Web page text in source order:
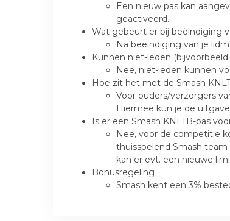
Een nieuw pas kan
geactiveerd.
Wat gebeurt er bij beëindiging
Na beëindiging van je
Kunnen niet-leden
Nee, niet-leden kunnen
Hoe zit het met de Smash
Voor ouders/verzorgers
Hiermee kun je de
Is er een Smash KNLTB-pas
Nee, voor de competitie
thuisspelend Smash
kan er evt. een nieuwe
Bonusregeling
Smash kent een 3%